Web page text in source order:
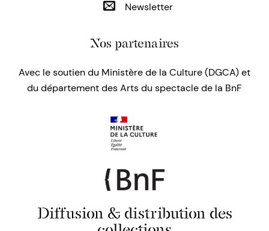
Newsletter
Nos partenaires
Avec le soutien du Ministère de la Culture (DGCA) et
du département des Arts du spectacle de la BnF
Diffusion & distribution des